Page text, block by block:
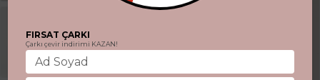
FIRSAT ÇARKI
Çarkı çevir indirimi KAZAN!